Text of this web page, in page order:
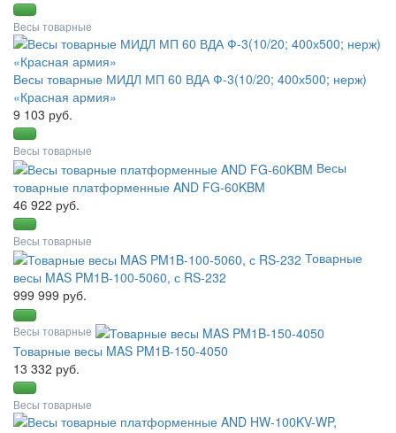
Весы товарные
Весы товарные МИДЛ МП 60 ВДА Ф-3(10/20; 400х500; нерж)
«Красная армия»
9 103 руб.
Весы товарные
Весы
товарные платформенные AND FG-60KBM
46 922 руб.
Весы товарные
Товарные
весы MAS PM1B-100-5060, с RS-232
999 999 руб.
Весы товарные
Товарные весы MAS PM1B-150-4050
13 332 руб.
Весы товарные